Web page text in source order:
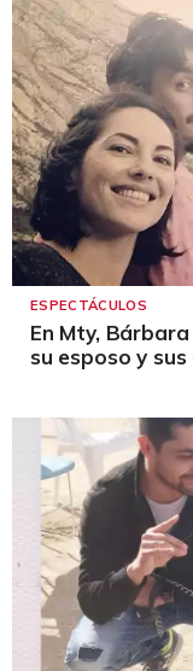
ESPECTÁCULOS
En Mty,
su esposo y